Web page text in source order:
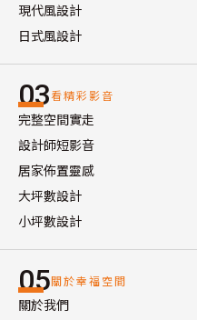
現代風設計
日式風設計
03看精彩影音
完整空間實走
設計師短影音
居家佈置靈感
大坪數設計
小坪數設計
05關於幸福空間
關於我們